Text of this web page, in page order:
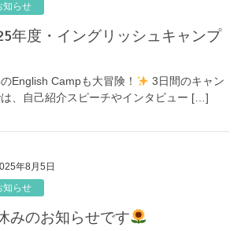
知らせ
年度・イングリッシュキャンプ
English Campも大冒険！
3日間のキャン
、自己紹介スピーチやインタビュー […]
年8月5日
知らせ
休みのお知らせです